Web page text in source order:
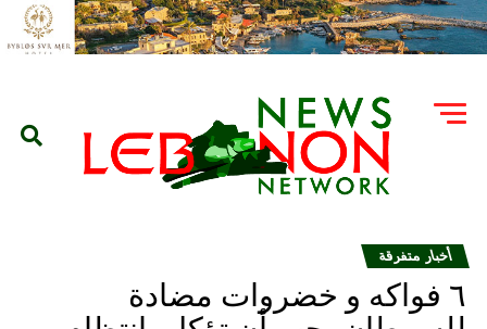
أخبار متفرقة
٦ فواكه و خضروات مضادة